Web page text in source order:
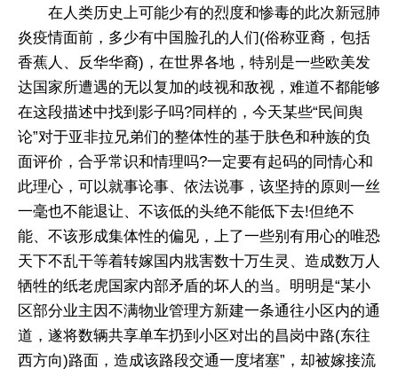
在人类历史上可能少有的烈度和惨毒的此次新冠肺
炎疫情面前，多少有中国脸孔的人们(俗称亚裔，包括
香蕉人、反华华裔)，在世界各地，特别是一些欧美发
达国家所遭遇的无以复加的歧视和敌视，难道不都能够
在这段描述中找到影子吗?同样的，今天某些“民间舆
论”对于亚非拉兄弟们的整体性的基于肤色和种族的负
面评价，合乎常识和情理吗?一定要有起码的同情心和
此理心，可以就事论事、依法说事，该坚持的原则一丝
一毫也不能退让、不该低的头绝不能低下去!但绝不
能、不该形成集体性的偏见，上了一些别有用心的唯恐
天下不乱干等着转嫁国内戕害数十万生灵、造成数万人
牺牲的纸老虎国家内部矛盾的坏人的当。明明是“某小
区部分业主因不满物业管理方新建一条通往小区内的通
道，遂将数辆共享单车扔到小区对出的昌岗中路(东往
西方向)路面，造成该路段交通一度堵塞”，却被嫁接流